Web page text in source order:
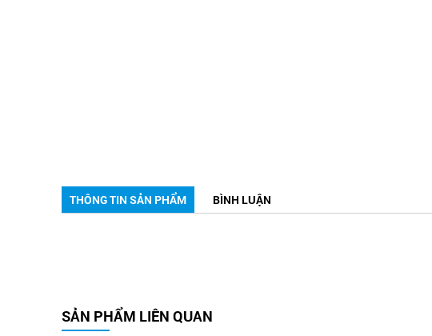
THÔNG TIN SẢN PHẨM BÌNH LUẬN
SẢN PHẨM LIÊN QUAN